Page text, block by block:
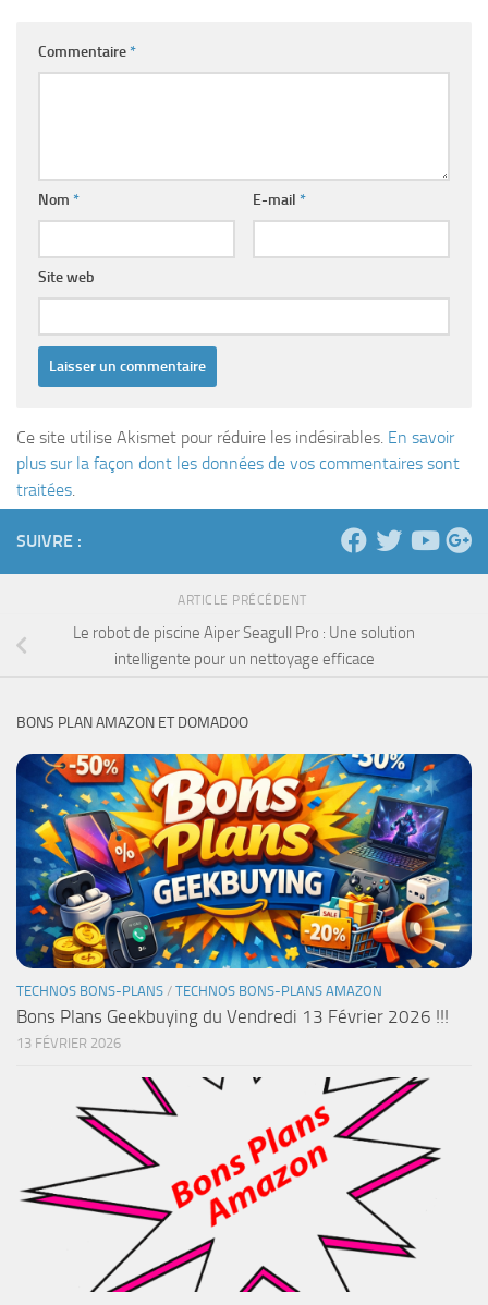
Commentaire*
Nom * E-mail *
Site web
Ce site utilise Akismet pour réduire les indésirables. En savoir
plus sur la façon dont les données de vos commentaires sont
traitées.
SUIVRE :
ARTICLE PRÉCÉDENT
Le robot de piscine Aiper Seagull Pro : Une solution
intelligente pour un nettoyage efficace
BONS PLAN AMAZON ET DOMADOO
TECHNOS BONS-PLANS / TECHNOS BONS-PLANS AMAZON
Bons Plans Geekbuying du Vendredi 13 Février 2026 !!!
13 FÉVRIER 2026